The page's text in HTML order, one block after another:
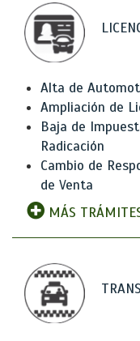
Alta de
Ampliación de
Baja de
Radicación
Cambio de
de Venta
MÁS